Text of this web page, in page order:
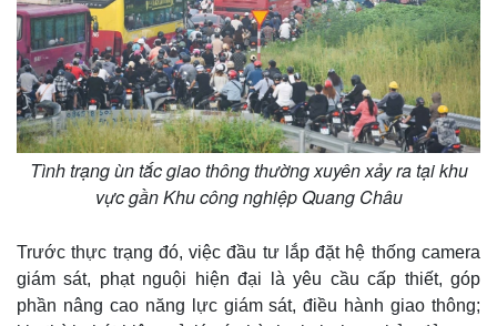
Quan sát
Cuộc sống đó đây
Hồ sơ
Video
Ảnh
E-Magazine
Infographic
Tình trạng ùn tắc giao thông thường xuyên xảy ra tại khu
vực gần Khu công nghiệp Quang Châu
Trước thực trạng đó, việc đầu tư lắp đặt hệ thống camera
giám sát, phạt nguội hiện đại là yêu cầu cấp thiết, góp
phần nâng cao năng lực giám sát, điều hành giao thông;